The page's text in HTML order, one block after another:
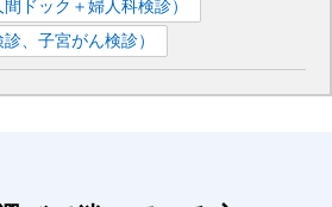
ドック＋婦人科検診）
、子宮がん検診）